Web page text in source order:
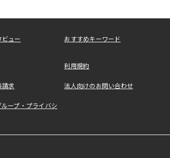
ビュー おすすめキーワード
利用規約
請求 法人向けのお問い合わせ
ループ・プライバシ